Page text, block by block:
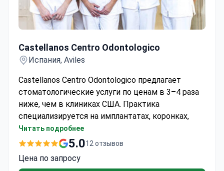
Castellanos Centro Odontologico
Испания, Aviles
Castellanos Centro Odontologico предлагает
стоматологические услуги по ценам в 3–4 раза
ниже, чем в клиниках США. Практика
специализируется на имплантатах, коронках,
брекетах и костной пластике. Пациенты
приезжают из США, Канады, Великобритании и
Зубные имплантаты от $1,861. Удлинение
Читать подробнее
5.012 отзывов
Цена по запросу